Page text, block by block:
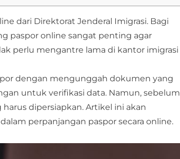
dari Direktorat Jenderal Imigrasi. Bagi
paspor online sangat penting agar
perlu mengantre lama di kantor imigrasi
dengan mengunggah dokumen yang
untuk verifikasi data. Namun, sebelum
dipersiapkan. Artikel ini akan
perpanjangan paspor secara online.